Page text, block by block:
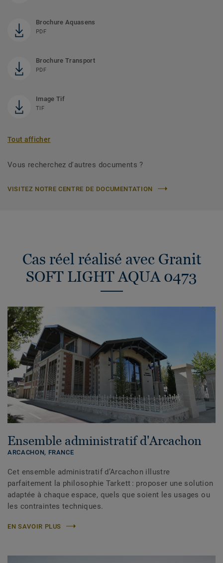
Brochure Aquasens
PDF
Brochure Transport
PDF
Image Tif
TIF
Tout afficher
Vous recherchez d'autres documents ?
VISITEZ NOTRE CENTRE DE DOCUMENTATION
Cas réel réalisé avec Granit
SOFT LIGHT AQUA 0473
Ensemble administratif d'Arcachon
ARCACHON, FRANCE
Cet ensemble administratif d’Arcachon illustre
parfaitement la philosophie Tarkett : proposer une solution
adaptée à chaque espace, quels que soient les usages ou
les contraintes techniques.
EN SAVOIR PLUS